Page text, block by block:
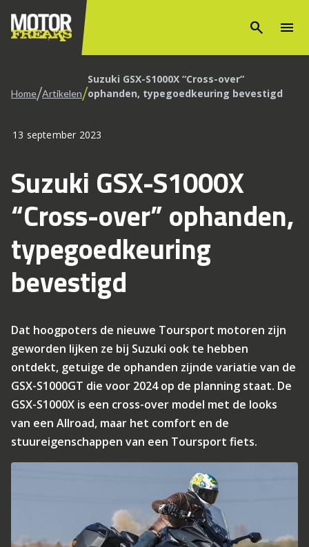
search menu
Home/Artikelen/Suzuki GSX-S1000X “Cross-over”
ophanden, typegoedkeuring bevestigd
13 september 2023
Suzuki GSX-S1000X
“Cross-over” ophanden,
typegoedkeuring
bevestigd
Dat hoogpoters de nieuwe Toursport motoren zijn
geworden lijken ze bij Suzuki ook te hebben
ontdekt, getuige de ophanden zijnde variatie van de
GSX-S1000GT die voor 2024 op de planning staat. De
GSX-S1000X is een cross-over model met de looks
van een Allroad, maar het comfort en de
stuureigenschappen van een Toursport fiets.